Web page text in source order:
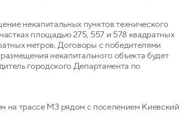
некапитальных пунктов технического
площадью 275, 557 и 578 квадратных
метров. Договоры с победителями
некапитального объекта будет
городского Департамента по
на трассе М3 рядом с поселением Киевский